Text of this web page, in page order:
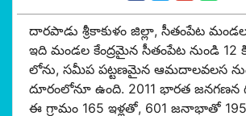
దారపాడు శ్రీకాకుళం జిల్లా, సీతంపేట
ఇది మండల కేంద్రమైన సీతంపేట నుండి 12
లోను, సమీప పట్టణమైన ఆమదాలవలస
దూరంలోనూ ఉంది. 2011 భారత జనగణన
ఈ గ్రామం 165 ఇళ్లతో, 601 జనాభాతో 195